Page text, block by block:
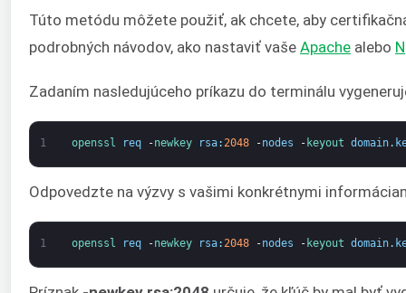
Túto metódu môžete použiť, ak chcete, aby
podrobných návodov, ako nastaviť vaše Apache alebo
Zadaním nasledujúceho príkazu do terminálu
1 openssl req -newkey rsa:2048 -nodes - keyout domain.
Odpovedzte na výzvy s vašimi konkrétnymi
1 openssl req -newkey rsa:2048 -nodes - keyout domain.